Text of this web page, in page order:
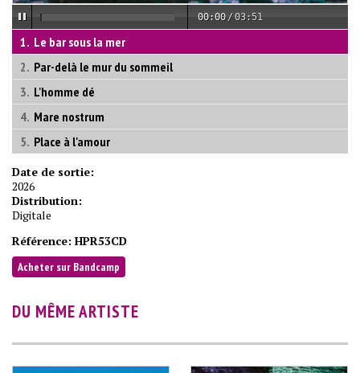
00:00 /03:51
Le bar sous la mer
Par-delà le mur du sommeil
L'homme dé
Mare nostrum
Place à l'amour
Date de sortie:
2026
Distribution:
Digitale
Référence: HPR53CD
Acheter sur Bandcamp
DU MÊME ARTISTE